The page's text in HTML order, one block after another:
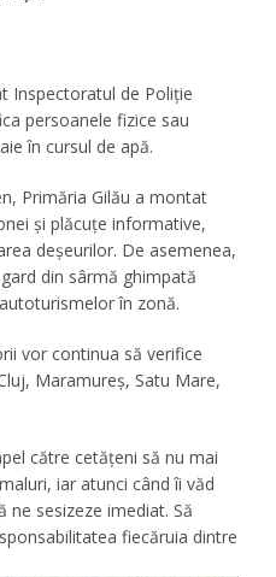
Inspectoratul de Poliție
persoanele fizice sau
în cursul de apă.
Primăria Gilău a montat
și plăcuțe informative,
deșeurilor. De asemenea,
din sârmă ghimpată
în zonă.
vor continua să verifice
Maramureș, Satu Mare,
către cetățeni să nu mai
iar atunci când îi văd
ne sesizeze imediat. Să
fiecăruia dintre